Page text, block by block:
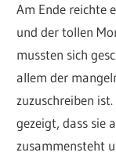
Am Ende reichte
und der tollen
mussten sich
allem der
zuzuschreiben
gezeigt, dass sie
zusammensteht